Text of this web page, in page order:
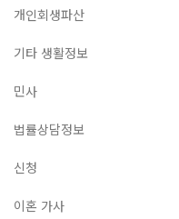
개인회생파산
기타 생활정보
민사
법률상담정보
신청
이혼 가사